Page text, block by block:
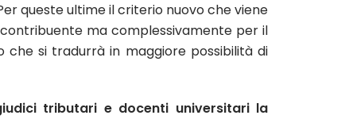
queste ultime il criterio nuovo che viene
ma complessivamente per il
si tradurrà in maggiore possibilità di
tributari e docenti universitari la